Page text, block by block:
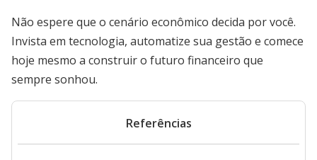
Não espere que o cenário econômico decida por você.
Invista em tecnologia, automatize sua gestão e comece
hoje mesmo a construir o futuro financeiro que
sempre sonhou.
Referências